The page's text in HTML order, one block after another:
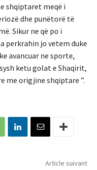
shqiptaret meqë i
dhe punëtorë të
Sikur ne që po i
perkrahin jo vetem duke
avancuar ne sporte,
ketu golat e Shaqirit,
me origjine shqiptare ”.
Article suivant